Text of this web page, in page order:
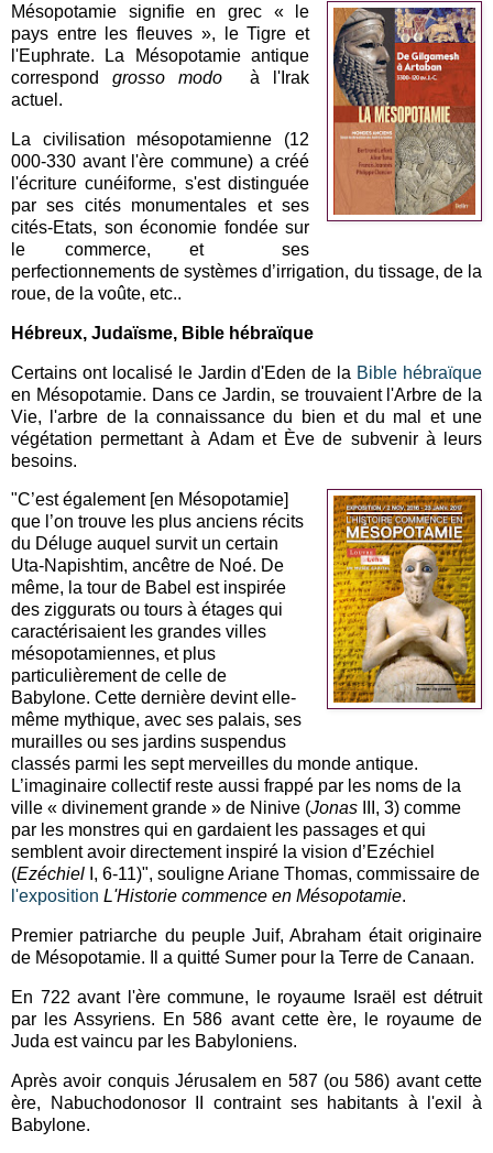
Mésopotamie signifie en grec « le
pays entre les fleuves », le Tigre et
l'Euphrate. La Mésopotamie antique
correspondgrosso modo à l'Irak
actuel.
La civilisation mésopotamienne (12
000-330 avant l'ère commune) a créé
l'écriture cunéiforme, s'est distinguée
par ses cités monumentales et ses
cités-Etats, son économie fondée sur
le commerce, et ses
perfectionnements de systèmes d’irrigation, du tissage, de la
roue, de la voûte, etc..
Hébreux, Judaïsme, Bible hébraïque
Certains ont localisé le Jardin d'Eden de la Bible hébraïque
en Mésopotamie. Dans ce Jardin, se trouvaient l'Arbre de la
Vie, l'arbre de la connaissance du bien et du mal et une
végétation permettant à Adam et Ève de subvenir à leurs
besoins.
"C’est également [en Mésopotamie]
que l’on trouve les plus anciens récits
du Déluge auquel survit un certain
Uta-Napishtim, ancêtre de Noé. De
même, la tour de Babel est inspirée
des ziggurats ou tours à étages qui
caractérisaient les grandes villes
mésopotamiennes, et plus
particulièrement de celle de
Babylone. Cette dernière devint elle-
même mythique, avec ses palais, ses
murailles ou ses jardins suspendus
classés parmi les sept merveilles du monde antique.
L’imaginaire collectif reste aussi frappé par les noms de la
ville « divinement grande » de Ninive (Jonas
III, 3) comme
par les monstres qui en gardaient les passages et qui
semblent avoir directement inspiré la vision d’Ezéchiel
(Ezéchiel I, 6-11)", souligne Ariane Thomas, commissaire de
l'exposition L'Historie commence en Mésopotamie.
Premier patriarche du peuple Juif, Abraham était originaire
de Mésopotamie. Il a quitté Sumer pour la Terre de Canaan.
En 722 avant l'ère commune, le royaume Israël est détruit
par les Assyriens. En 586 avant cette ère, le royaume de
Juda est vaincu par les Babyloniens.
Après avoir conquis Jérusalem en 587 (ou 586) avant cette
ère, Nabuchodonosor II contraint ses habitants à l'exil à
Babylone.